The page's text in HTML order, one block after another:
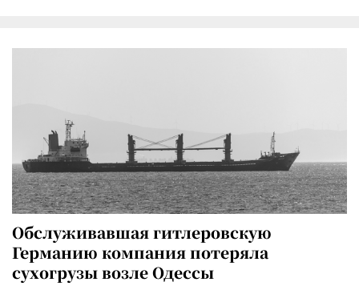
Обслуживавшая гитлеровскую
Германию компания потеряла
сухогрузы возле Одессы